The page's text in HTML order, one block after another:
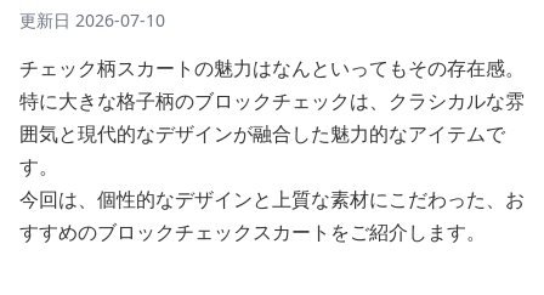
更新日 2026-07-10
チェック柄スカートの魅力はなんといってもその存在感。
特に大きな格子柄のブロックチェックは、クラシカルな雰
囲気と現代的なデザインが融合した魅力的なアイテムで
す。
今回は、個性的なデザインと上質な素材にこだわった、お
すすめのブロックチェックスカートをご紹介します。